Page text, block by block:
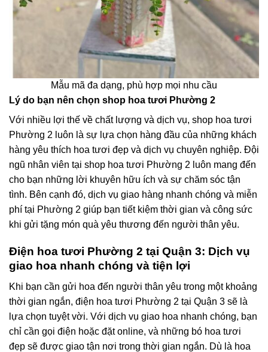
Mẫu mã đa dạng, phù hợp mọi nhu cầu
Lý do bạn nên chọn shop hoa tươi Phường 2
Với nhiều lợi thế về chất lượng và dịch vụ, shop hoa tươi
Phường 2 luôn là sự lựa chọn hàng đầu của những khách
hàng yêu thích hoa tươi đẹp và dịch vụ chuyên nghiệp. Đội
ngũ nhân viên tại shop hoa tươi Phường 2 luôn mang đến
cho bạn những lời khuyên hữu ích và sự chăm sóc tận
tình. Bên cạnh đó, dịch vụ giao hàng nhanh chóng và miễn
phí tại Phường 2 giúp bạn tiết kiệm thời gian và công sức
khi gửi tặng món quà yêu thương đến người thân yêu.
Điện hoa tươi Phường 2 tại Quận 3: Dịch vụ
giao hoa nhanh chóng và tiện lợi
Khi bạn cần gửi hoa đến người thân yêu trong một khoảng
thời gian ngắn, điện hoa tươi Phường 2 tại Quận 3 sẽ là
lựa chọn tuyệt vời. Với dịch vụ giao hoa nhanh chóng, bạn
chỉ cần gọi điện hoặc đặt online, và những bó hoa tươi
đẹp sẽ được giao tận nơi trong thời gian ngắn. Dù là hoa